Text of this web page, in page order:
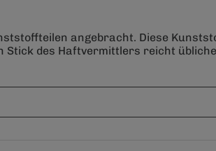
angebracht. Diese
des Haftvermittlers reicht